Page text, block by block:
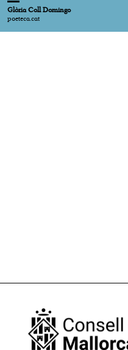
Glòria Coll Domingo
poeteca.cat